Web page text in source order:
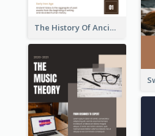
The History Of Ancient World Booklet